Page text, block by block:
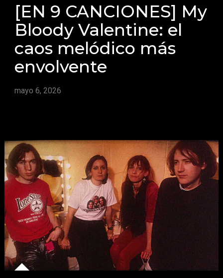
[EN 9 CANCIONES] My
Bloody Valentine: el
caos melódico más
envolvente
mayo 6, 2026